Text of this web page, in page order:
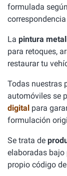
formulada
La pintura
para retoques,
restaurar tu
Todas nuestras
automóviles se
digital para
formulación
Se trata de
elaboradas bajo
propio código